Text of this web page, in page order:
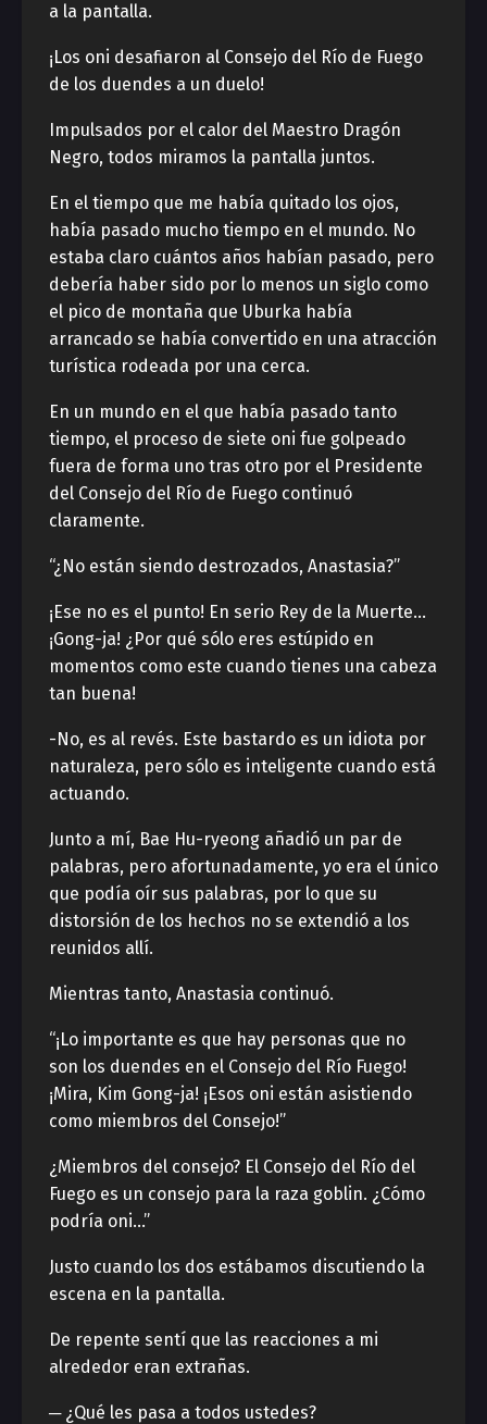
a la pantalla.
¡Los oni desafiaron al Consejo del Río de Fuego
de los duendes a un duelo!
Impulsados por el calor del Maestro Dragón
Negro, todos miramos la pantalla juntos.
En el tiempo que me había quitado los ojos,
había pasado mucho tiempo en el mundo. No
estaba claro cuántos años habían pasado, pero
debería haber sido por lo menos un siglo como
el pico de montaña que Uburka había
arrancado se había convertido en una atracción
turística rodeada por una cerca.
En un mundo en el que había pasado tanto
tiempo, el proceso de siete oni fue golpeado
fuera de forma uno tras otro por el Presidente
del Consejo del Río de Fuego continuó
claramente.
“¿No están siendo destrozados, Anastasia?”
¡Ese no es el punto! En serio Rey de la Muerte…
¡Gong-ja! ¿Por qué sólo eres estúpido en
momentos como este cuando tienes una cabeza
tan buena!
-No, es al revés. Este bastardo es un idiota por
naturaleza, pero sólo es inteligente cuando está
actuando.
Junto a mí, Bae Hu-ryeong añadió un par de
palabras, pero afortunadamente, yo era el único
que podía oír sus palabras, por lo que su
distorsión de los hechos no se extendió a los
reunidos allí.
Mientras tanto, Anastasia continuó.
“¡Lo importante es que hay personas que no
son los duendes en el Consejo del Río Fuego!
¡Mira, Kim Gong-ja! ¡Esos oni están asistiendo
como miembros del Consejo!”
¿Miembros del consejo? El Consejo del Río del
Fuego es un consejo para la raza goblin. ¿Cómo
podría oni…”
Justo cuando los dos estábamos discutiendo la
escena en la pantalla.
De repente sentí que las reacciones a mi
alrededor eran extrañas.
─ ¿Qué les pasa a todos ustedes?